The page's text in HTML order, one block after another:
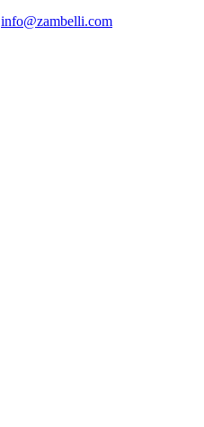
info@zambelli.com